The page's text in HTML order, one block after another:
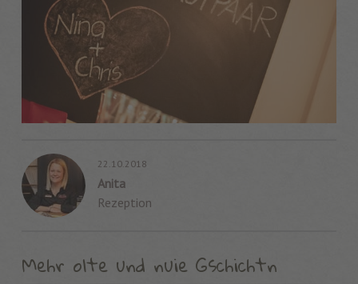
22.10.2018
Anita
Rezeption
Mehr olte und nuie Gschichtn